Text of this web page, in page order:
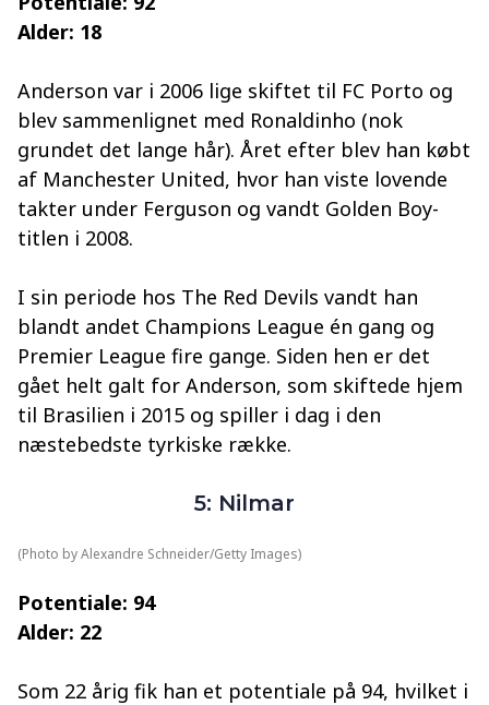
Alder: 18
Anderson var i 2006 lige skiftet til FC Porto og
blev sammenlignet med Ronaldinho (nok
grundet det lange hår). Året efter blev han købt
af Manchester United, hvor han viste lovende
takter under Ferguson og vandt Golden Boy-
titlen i 2008.
I sin periode hos The Red Devils vandt han
blandt andet Champions League én gang og
Premier League fire gange. Siden hen er det
gået helt galt for Anderson, som skiftede hjem
til Brasilien i 2015 og spiller i dag i den
næstebedste tyrkiske række.
5: Nilmar
(Photo by Alexandre Schneider/Getty Images)
Potentiale: 94
Alder: 22
Som 22 årig fik han et potentiale på 94, hvilket i